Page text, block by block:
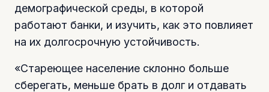
демографической среды, в которой
работают банки, и изучить, как это повлияет
на их долгосрочную устойчивость.
«Стареющее население склонно больше
сберегать, меньше брать в долг и отдавать